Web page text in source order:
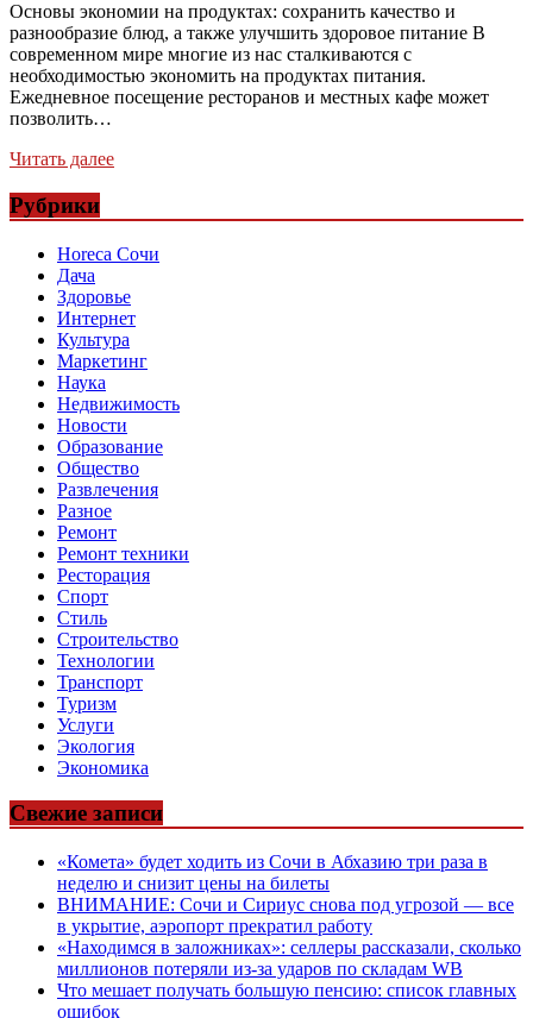
Основы экономии на продуктах: сохранить качество и
разнообразие блюд, а также улучшить здоровое питание В
современном мире многие из нас сталкиваются с
необходимостью экономить на продуктах питания.
Ежедневное посещение ресторанов и местных кафе может
позволить…
Читать далее
Рубрики
Horeca Сочи
Дача
Здоровье
Интернет
Культура
Маркетинг
Наука
Недвижимость
Новости
Образование
Общество
Развлечения
Разное
Ремонт
Ремонт техники
Ресторация
Спорт
Стиль
Строительство
Технологии
Транспорт
Туризм
Услуги
Экология
Экономика
Свежие записи
«Комета» будет ходить из Сочи в Абхазию три раза в
неделю и снизит цены на билеты
ВНИМАНИЕ: Сочи и Сириус снова под угрозой — все
в укрытие, аэропорт прекратил работу
«Находимся в заложниках»: селлеры рассказали, сколько
миллионов потеряли из-за ударов по складам WB
Что мешает получать большую пенсию: список главных
ошибок